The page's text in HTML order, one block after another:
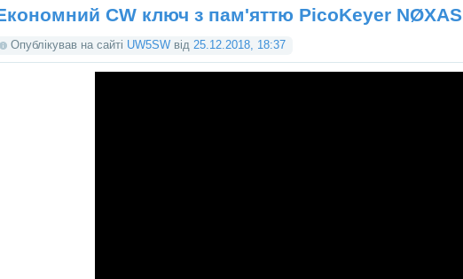
CW ключ з пам'яттю PicoKeyer NØXAS
Опублікував на сайті UW5SW від 25.12.2018, 18:37